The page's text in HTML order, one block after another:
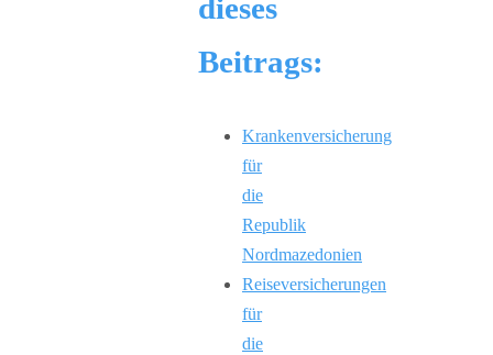
dieses
Beitrags:
Krankenversicherung
für
die
Republik
Nordmazedonien
Reiseversicherungen
für
die